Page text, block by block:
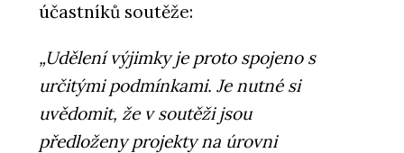
účastníků soutěže:
„Udělení výjimky je proto spojeno s
určitými podmínkami. Je nutné si
uvědomit, že v soutěži jsou
předloženy projekty na úrovni